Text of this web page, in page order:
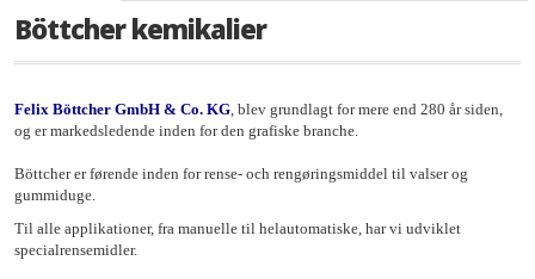
Böttcher kemikalier
Felix Böttcher GmbH & Co. KG, blev grundlagt for mere end 280 år siden,
og er markedsledende inden for den grafiske branche.
Böttcher er førende inden for rense- och rengøringsmiddel til valser og
gummiduge.
Til alle applikationer, fra manuelle til helautomatiske, har vi udviklet
specialrensemidler.